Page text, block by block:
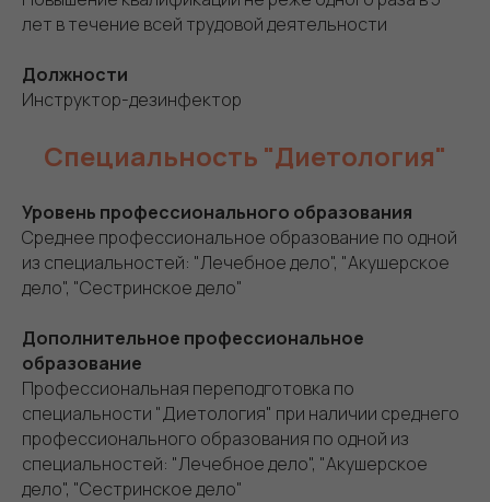
лет в течение всей трудовой деятельности
Должности
Инструктор-дезинфектор
Специальность "Диетология"
Уровень профессионального образования
Среднее профессиональное образование по одной
из специальностей: "Лечебное дело", "Акушерское
дело", "Сестринское дело"
Дополнительное профессиональное
образование
Профессиональная переподготовка по
специальности "Диетология" при наличии среднего
профессионального образования по одной из
специальностей: "Лечебное дело", "Акушерское
дело", "Сестринское дело"